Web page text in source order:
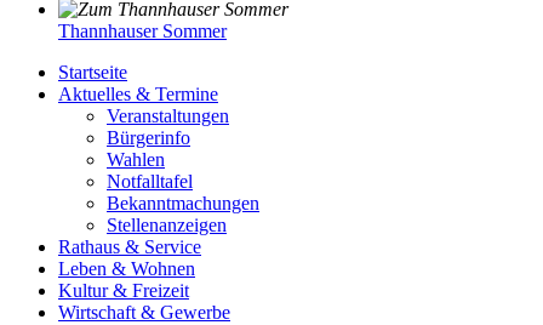
Thannhauser Sommer
Startseite
Aktuelles & Termine
Veranstaltungen
Bürgerinfo
Wahlen
Notfalltafel
Bekanntmachungen
Stellenanzeigen
Rathaus & Service
Leben & Wohnen
Kultur & Freizeit
Wirtschaft & Gewerbe